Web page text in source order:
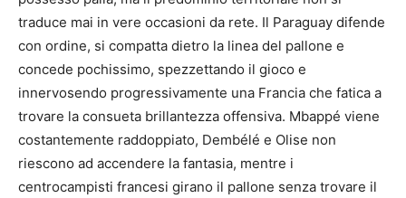
traduce mai in vere occasioni da rete. Il Paraguay difende
con ordine, si compatta dietro la linea del pallone e
concede pochissimo, spezzettando il gioco e
innervosendo progressivamente una Francia che fatica a
trovare la consueta brillantezza offensiva. Mbappé viene
costantemente raddoppiato, Dembélé e Olise non
riescono ad accendere la fantasia, mentre i
centrocampisti francesi girano il pallone senza trovare il